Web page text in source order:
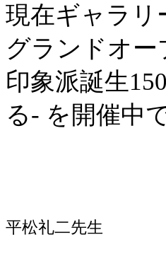
現在ギャラリ
グランドオ
印象派誕生
る- を開催中
平松礼二先生